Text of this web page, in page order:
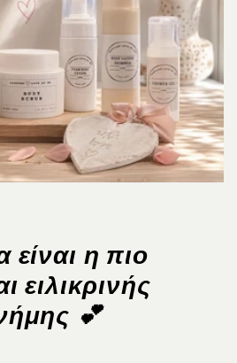
η πιο
ειλικρινής
💕